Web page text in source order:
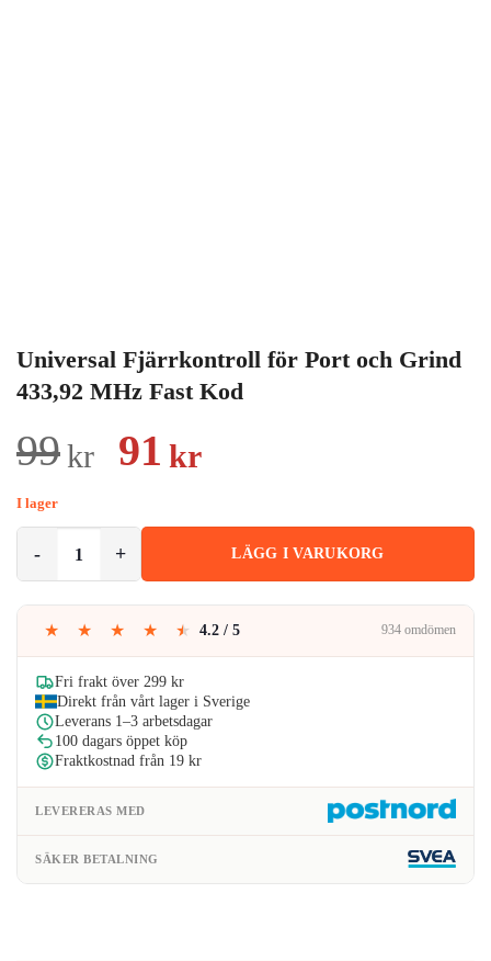
Universal Fjärrkontroll för Port och Grind
433,92 MHz Fast Kod
99kr
Det
priset
var:
99kr.
91 krDet
priset
är:
91kr.
I lager
LÄGG I VARUKORG
★ ★ ★ ★ ★ 4.2 / 5 934 omdömen
Fri frakt över 299 kr
Direkt från vårt lager i Sverige
Leverans 1–3 arbetsdagar
100 dagars öppet köp
Fraktkostnad från 19 kr
LEVERERAS MED
SÄKER BETALNING